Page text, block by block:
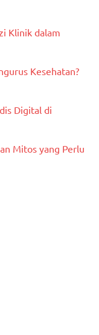
Klinik dalam
Kesehatan?
Digital di
Mitos yang Perlu